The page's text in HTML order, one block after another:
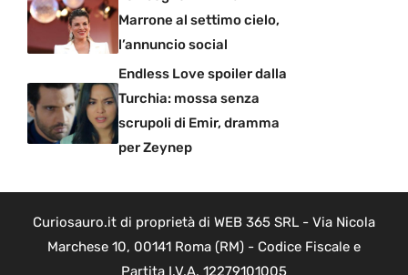
Marrone al settimo cielo,
l’annuncio social
Endless Love spoiler dalla
Turchia: mossa senza
scrupoli di Emir, dramma
per Zeynep
Curiosauro.it di proprietà di WEB 365 SRL - Via Nicola
Marchese 10, 00141 Roma (RM) - Codice Fiscale e
Partita I.V.A. 12279101005